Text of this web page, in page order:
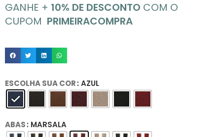
GANHE + 10% DE DESCONTO COM O
CUPOM PRIMEIRACOMPRA
ESCOLHA SUA COR: AZUL
ABAS: MARSALA